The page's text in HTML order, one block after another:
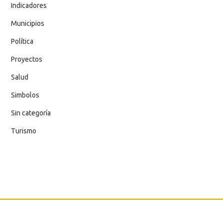
Indicadores
Municipios
Política
Proyectos
Salud
Simbolos
Sin categoría
Turismo